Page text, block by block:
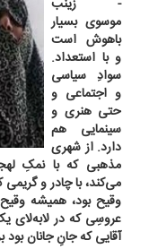
- زینب
موسوی بسیار
باهوش است
و با استعداد.
سوادِ سیاسی
و اجتماعی و
حتی هنری و
سینمایی هم
دارد. از شهری
مذهبی که با نمکِ
می‌کند، با چادر و
وقیح بود، همیشه
عروسِی که در لا‌به‌لای
آقایی که جانِ جانان